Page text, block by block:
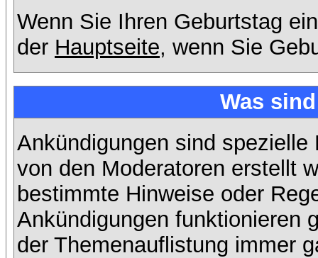
Wenn Sie Ihren Geburtstag
der Hauptseite, wenn Sie
Was
Ankündigungen sind
von den Moderatoren erstellt
bestimmte Hinweise oder
Ankündigungen funktionieren
der Themenauflistung immer